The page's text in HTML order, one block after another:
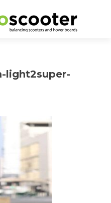
light2super-